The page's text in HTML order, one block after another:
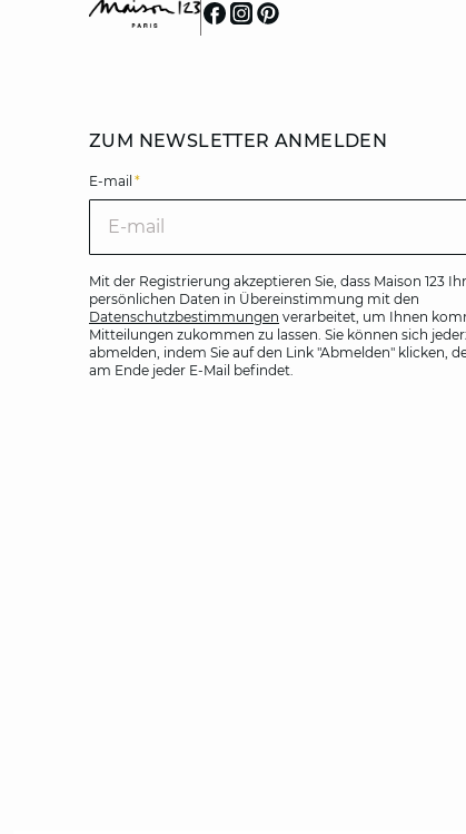
Wählen Sie die
ZUM NEWSLETTER ANMELDEN
E-mail *
Mit der Registrierung akzeptieren Sie, dass Maison 123
persönlichen Daten in Übereinstimmung mit den
Datenschutzbestimmungen verarbeitet, um Ihnen
Mitteilungen zukommen zu lassen. Sie können sich
abmelden, indem Sie auf den Link "Abmelden" klicken,
am Ende jeder E-Mail befindet.